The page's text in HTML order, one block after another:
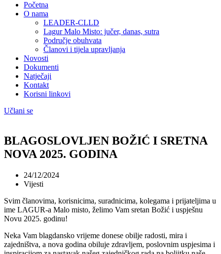
Početna
O nama
LEADER-CLLD
Lagur Malo Misto: jučer, danas, sutra
Područje obuhvata​
Članovi i tijela upravljanja​
Novosti
Dokumenti
Natječaji
Kontakt
Korisni linkovi
Učlani se
BLAGOSLOVLJEN BOŽIĆ I SRETNA
NOVA 2025. GODINA
24/12/2024
Vijesti
Svim članovima, korisnicima, suradnicima, kolegama i prijateljima u
ime LAGUR-a Malo misto, želimo Vam sretan Božić i uspješnu
Novu 2025. godinu!
Neka Vam blagdansko vrijeme donese obilje radosti, mira i
zajedništva, a nova godina obiluje zdravljem, poslovnim uspjesima i